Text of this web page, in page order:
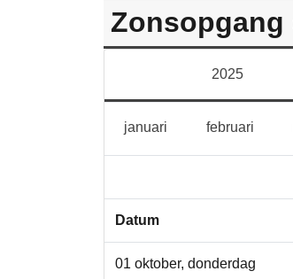
Zonsopgang
2025
januarijanuarifebruari
Datum
01 oktober, donderdag